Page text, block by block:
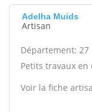
Adelha Muids
Artisan
Département: 27
Petits travaux
Voir la fiche